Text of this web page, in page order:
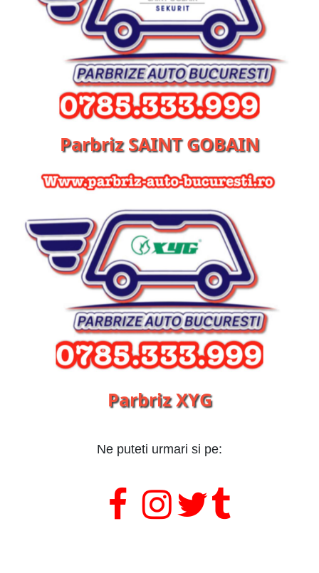
Parbriz SAINT GOBAIN
Parbriz XYG
Ne puteti urmari si pe:
